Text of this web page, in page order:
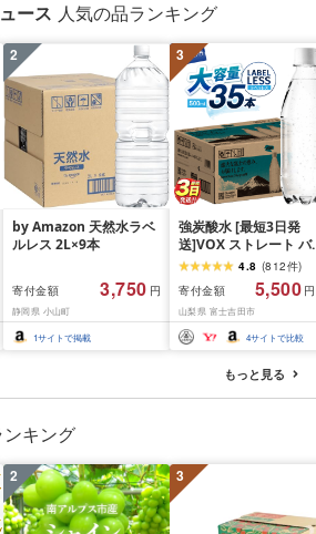
ース 人気の品ランキング
2
by Amazon 天然水ラベ
ルレス 2L×9本
寄付金額 3,750 円
静岡県 小山町
1サイトで掲載
3
強炭酸水 [最短3日発
送]VOX ストレート バ
ジウム 強炭酸水 35本
500ml ラベルレス[富
吉田市限定カートン]
酸
4.8 (812件)
寄付金額
5,500
山梨県 富士吉田市
4サイトで比較
もっと見る
キング
2 3